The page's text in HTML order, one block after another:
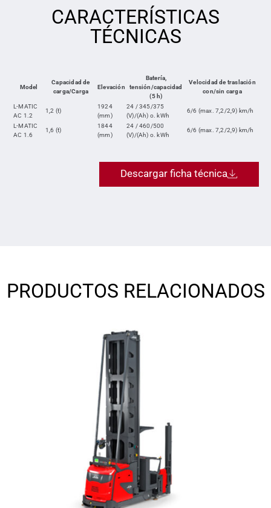
CARACTERÍSTICAS
TÉCNICAS
Model
Capacidad de
carga/Carga
Elevación
Batería,
tensión/capacidad
(5 h)
Velocidad de traslación
con/sin carga
L-MATIC
AC 1.2
1,2 (t)
1924
(mm)
24 / 345/375
(V)/(Ah) o. kWh
6/6 (max. 7,2/2,9) km/h
L-MATIC
AC 1.6
1,6 (t)
1844
(mm)
24 / 460/500
(V)/(Ah) o. kWh
6/6 (max. 7,2/2,9) km/h
Descargar ficha técnica
PRODUCTOS RELACIONADOS